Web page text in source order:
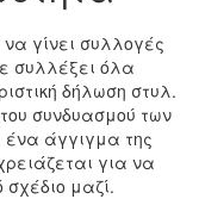
γίνει συλλογές
συλλέξει όλα
δήλωση στυλ.
συνδυασμού των
ένα άγγιγμα της
για να
σχέδιο μαζί.